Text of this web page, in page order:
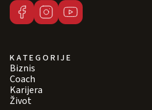
KATEGORIJE
Biznis
Coach
Karijera
Život